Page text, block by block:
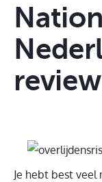
Je hebt best veel